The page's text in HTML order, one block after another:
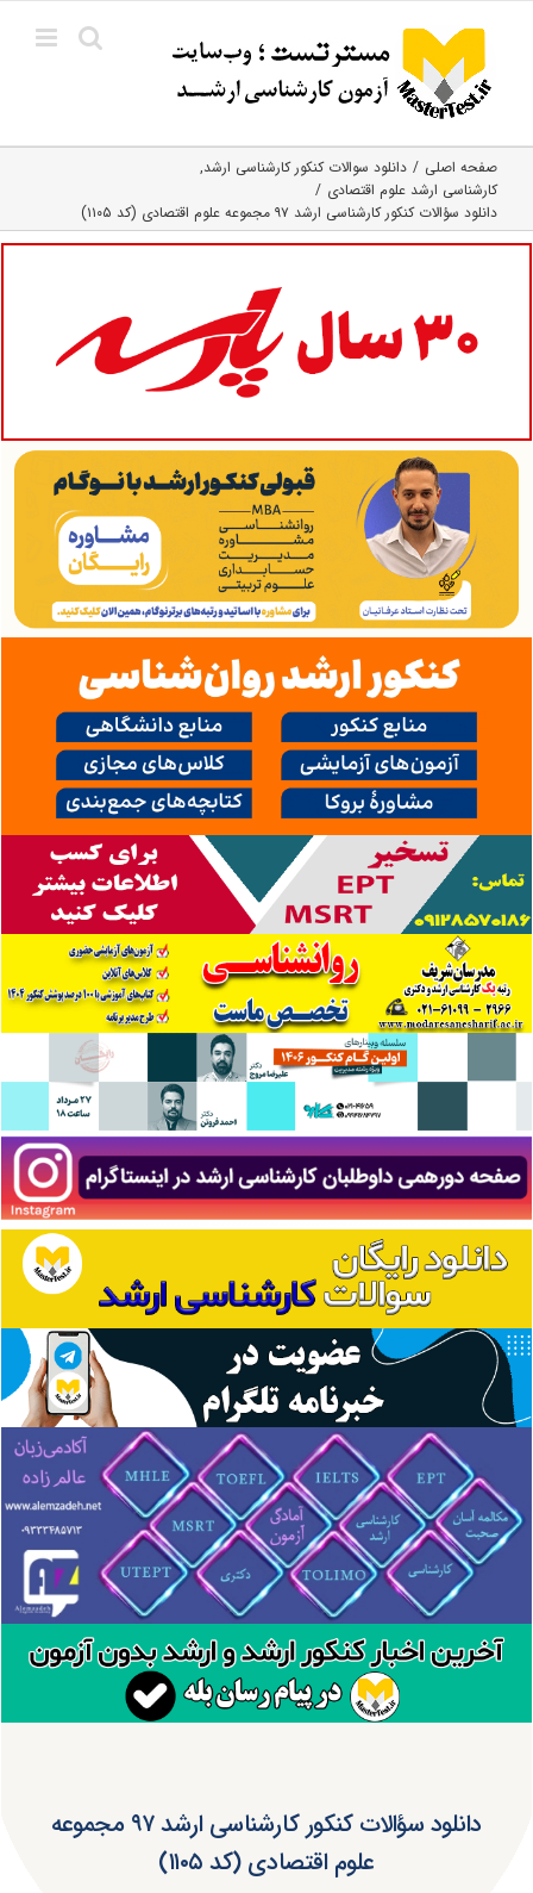
content
صفحه اصلی
دانلود سوالات کنکور کارشناسی ارشد
کارشناسی ارشد علوم اقتصادی
دانلود سؤالات کنکور کارشناسی ارشد ۹۷ مجموعه علوم اقتصادی (کد ۱۱۰۵)
دانلود سؤالات کنکور کارشناسی ارشد ۹۷ مجموعه
علوم اقتصادی (کد ۱۱۰۵)